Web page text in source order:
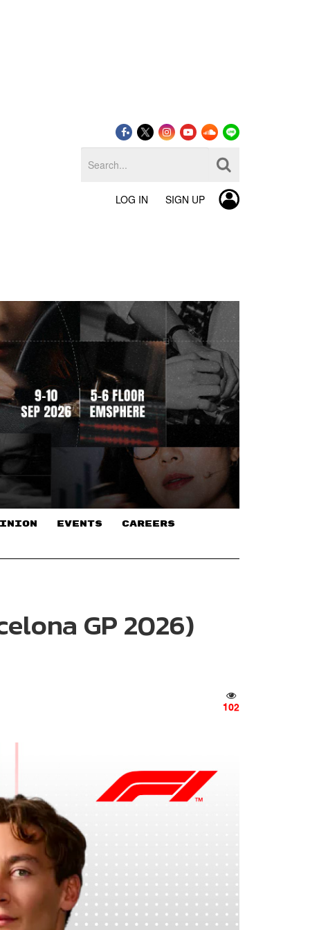
LOG IN SIGN UP
EVENTS CAREERS
GP 2026)
102